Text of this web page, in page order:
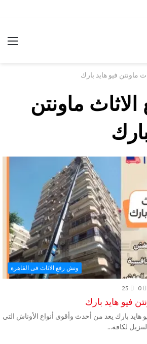
ماونتن فيو هايد بارك
ماونتن
ونش رفع الاثاث فى القاهرة
0
25
فيو هايد بارك
هايد بارك يعد من أحدث وأقوى أنواع الأوناش التي
لكافة…